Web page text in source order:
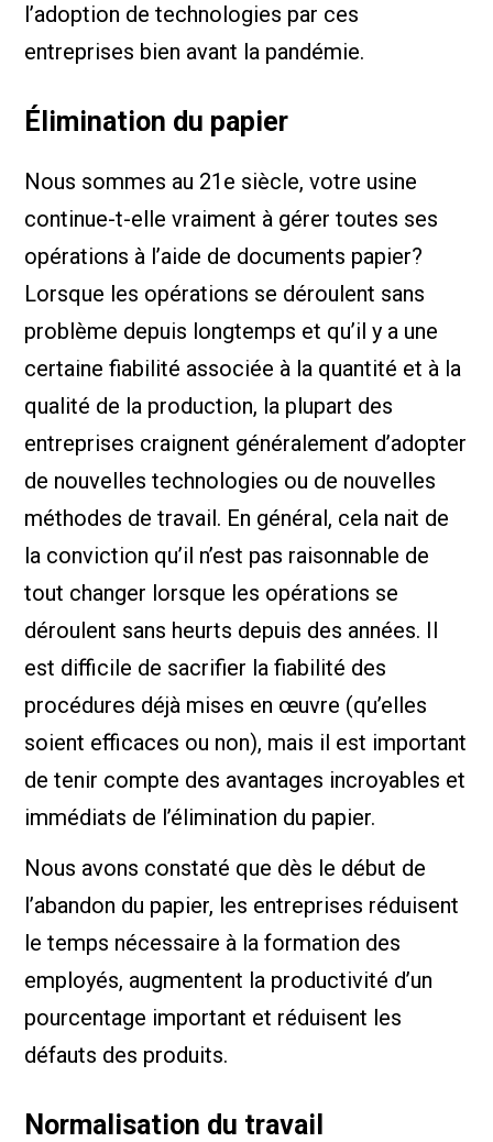
l’adoption de technologies par ces
entreprises bien avant la pandémie.
Élimination du papier
Nous sommes au 21e siècle, votre usine
continue-t-elle vraiment à gérer toutes ses
opérations à l’aide de documents papier?
Lorsque les opérations se déroulent sans
problème depuis longtemps et qu’il y a une
certaine fiabilité associée à la quantité et à la
qualité de la production, la plupart des
entreprises craignent généralement d’adopter
de nouvelles technologies ou de nouvelles
méthodes de travail. En général, cela nait de
la conviction qu’il n’est pas raisonnable de
tout changer lorsque les opérations se
déroulent sans heurts depuis des années. Il
est difficile de sacrifier la fiabilité des
procédures déjà mises en œuvre (qu’elles
soient efficaces ou non), mais il est important
de tenir compte des avantages incroyables et
immédiats de l’élimination du papier.
Nous avons constaté que dès le début de
l’abandon du papier, les entreprises réduisent
le temps nécessaire à la formation des
employés, augmentent la productivité d’un
pourcentage important et réduisent les
défauts des produits.
Normalisation du travail